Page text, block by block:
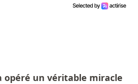
opéré un véritable miracle